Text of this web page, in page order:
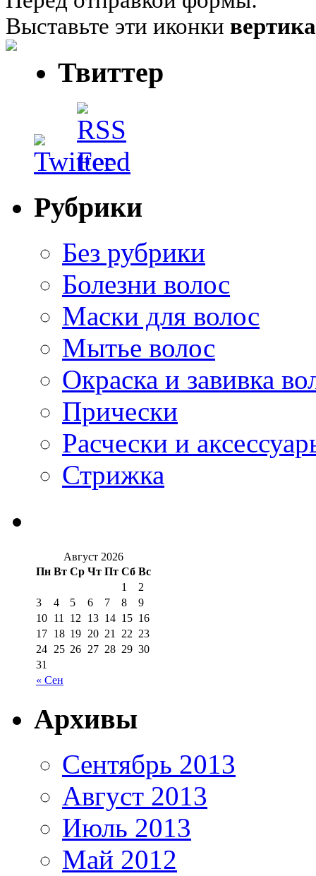
Выставьте эти иконки
Твиттер
Рубрики
Без рубрики
Болезни волос
Маски для волос
Мытье волос
Окраска и завивка
Прически
Расчески и
Стрижка
Август 2026
Пн Вт Ср Чт Пт Сб Вс
« Сен
1
2
3
4 5 6 7 8
9
10 11 12 13 14 15 16
17 18 19 20 21 22 23
24 25 26 27 28 29 30
31
Архивы
Сентябрь 2013
Август 2013
Июль 2013
Май 2012